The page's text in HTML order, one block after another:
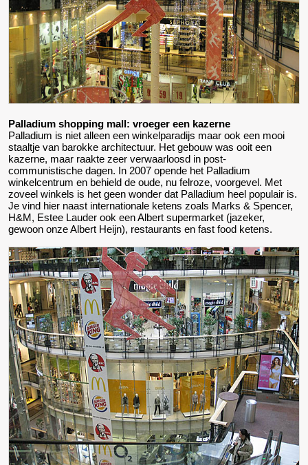
Palladium shopping mall: vroeger een kazerne
Palladium is niet alleen een winkelparadijs maar ook een mooi
staaltje van barokke architectuur. Het gebouw was ooit een
kazerne, maar raakte zeer verwaarloosd in post-
communistische dagen. In 2007 opende het Palladium
winkelcentrum en behield de oude, nu felroze, voorgevel. Met
zoveel winkels is het geen wonder dat Palladium heel populair is.
Je vind hier naast internationale ketens zoals Marks & Spencer,
H&M, Estee Lauder ook een Albert supermarket (jazeker,
gewoon onze Albert Heijn), restaurants en fast food ketens.